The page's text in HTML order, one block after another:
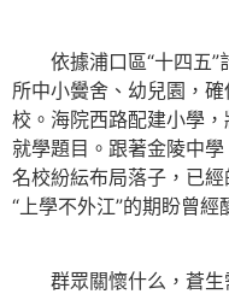
依據浦口區“十四五”
所中小黌舍、幼兒園，
校。海院西路配建小學
就學題目。跟著金陵中
名校紛紜布局落子，已經
“上學不外江”的期盼曾經
群眾關懷什么，蒼生